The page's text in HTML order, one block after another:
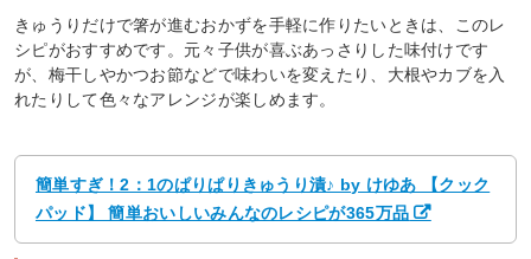
きゅうりだけで箸が進むおかずを手軽に作りたいときは、このレ
シピがおすすめです。元々子供が喜ぶあっさりした味付けです
が、梅干しやかつお節などで味わいを変えたり、大根やカブを入
れたりして色々なアレンジが楽しめます。
簡単すぎ！2：1のぱりぱりきゅうり漬♪ by けゆあ 【クック
パッド】 簡単おいしいみんなのレシピが365万品